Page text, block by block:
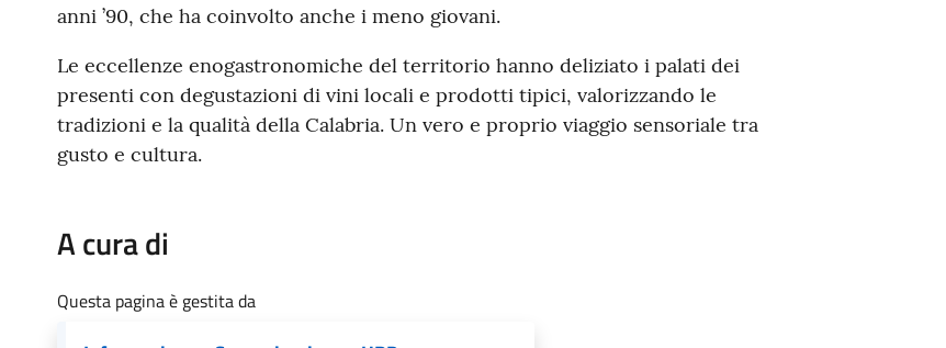
anni ’90, che ha coinvolto anche i meno giovani.
Le eccellenze enogastronomiche del territorio hanno deliziato i palati dei
presenti con degustazioni di vini locali e prodotti tipici, valorizzando le
tradizioni e la qualità della Calabria. Un vero e proprio viaggio sensoriale tra
gusto e cultura.
A cura di
Questa pagina è gestita da